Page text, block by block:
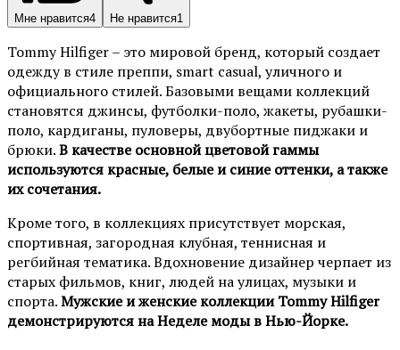
Мне нравится4 Не нравится1
Tommy Hilfiger – это мировой бренд, который создает
одежду в стиле преппи, smart casual, уличного и
официального стилей. Базовыми вещами коллекций
становятся джинсы, футболки-поло, жакеты, рубашки-
поло, кардиганы, пуловеры, двубортные пиджаки и
брюки.В качестве основной цветовой гаммы
используются красные, белые и синие оттенки, а также
их сочетания.
Кроме того, в коллекциях присутствует морская,
спортивная, загородная клубная, теннисная и
регбийная тематика. Вдохновение дизайнер черпает из
старых фильмов, книг, людей на улицах, музыки и
спорта.Мужские и женские коллекции Tommy Hilfiger
демонстрируются на Неделе моды в Нью-Йорке.